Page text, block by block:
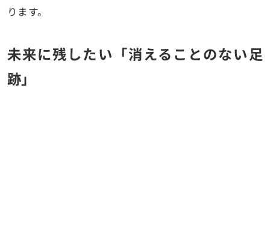
ります。
未来に残したい「消えることのない足
跡」